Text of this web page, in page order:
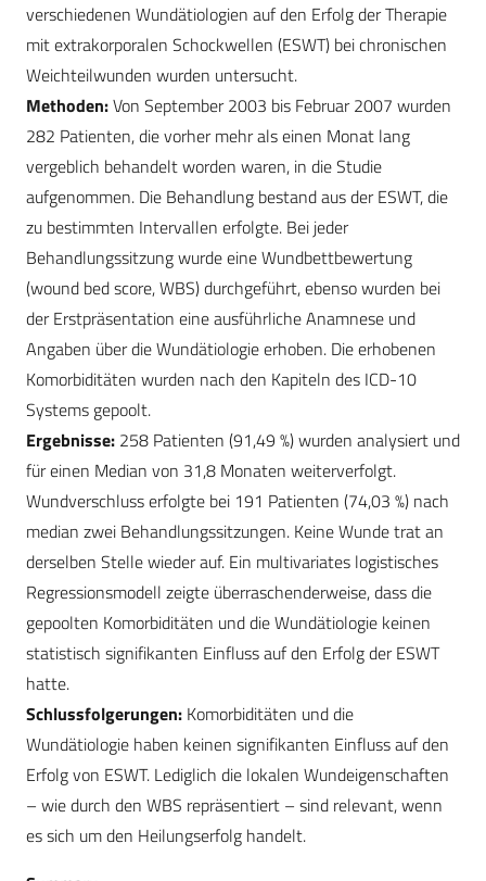
verschiedenen Wundätiologien auf den Erfolg der Therapie
mit extrakorporalen Schockwellen (ESWT) bei chronischen
Weichteilwunden wurden untersucht.
Methoden:Von September 2003 bis Februar 2007 wurden
282 Patienten, die vorher mehr als einen Monat lang
vergeblich behandelt worden waren, in die Studie
aufgenommen. Die Behandlung bestand aus der ESWT, die
zu bestimmten Intervallen erfolgte. Bei jeder
Behandlungssitzung wurde eine Wundbettbewertung
(wound bed score, WBS) durchgeführt, ebenso wurden bei
der Erstpräsentation eine ausführliche Anamnese und
Angaben über die Wundätiologie erhoben. Die erhobenen
Komorbiditäten wurden nach den Kapiteln des ICD-10
Systems gepoolt.
Ergebnisse: 258 Patienten (91,49 %) wurden analysiert und
für einen Median von 31,8 Monaten weiterverfolgt.
Wundverschluss erfolgte bei 191 Patienten (74,03 %) nach
median zwei Behandlungssitzungen. Keine Wunde trat an
derselben Stelle wieder auf. Ein multivariates logistisches
Regressionsmodell zeigte überraschenderweise, dass die
gepoolten Komorbiditäten und die Wundätiologie keinen
statistisch signifikanten Einfluss auf den Erfolg der ESWT
hatte.
Schlussfolgerungen: Komorbiditäten und die
Wundätiologie haben keinen signifikanten Einfluss auf den
Erfolg von ESWT. Lediglich die lokalen Wundeigenschaften
– wie durch den WBS repräsentiert – sind relevant, wenn
es sich um den Heilungserfolg handelt.